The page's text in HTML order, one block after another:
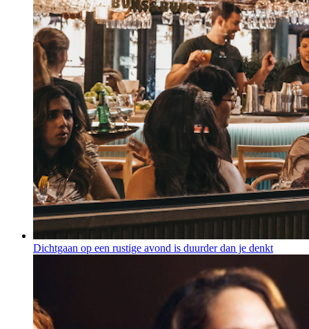
Dichtgaan op een rustige avond is duurder dan je denkt